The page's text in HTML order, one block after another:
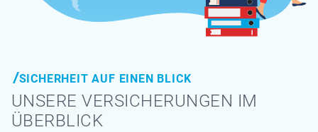
SICHERHEIT AUF EINEN BLICK
UNSERE VERSICHERUNGEN IM
ÜBERBLICK